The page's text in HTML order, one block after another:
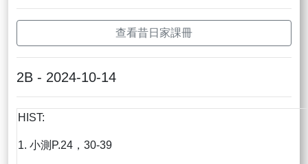
查看昔日家課冊
2B - 2024-10-14
HIST:
1. 小測P.24，30-39